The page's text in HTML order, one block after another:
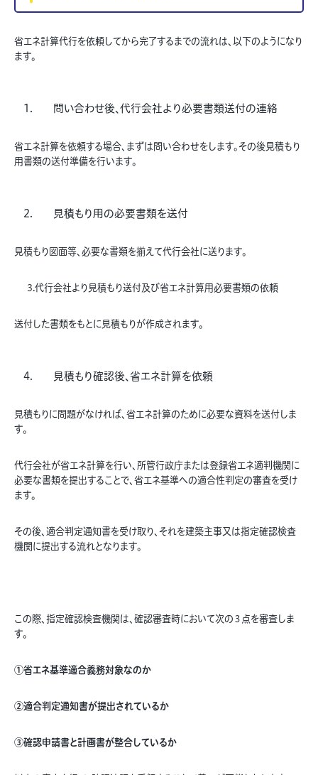
省エネ計算代行を依頼してから完了するまでの流れは、以下のようになり
ます。
問い合わせ後、代行会社より必要書類送付の連絡
省エネ計算を依頼する場合、まずは問い合わせをします。その後見積もり
用書類の送付準備を行います。
見積もり用の必要書類を送付
見積もり図面等、必要な書類を揃えて代行会社に送ります。
3.代行会社より見積もり送付及び省エネ計算用必要書類の依頼
送付した書類をもとに見積もりが作成されます。
見積もり確認後、省エネ計算を依頼
見積もりに問題がなければ、省エネ計算のために必要な資料を送付しま
す。
代行会社が省エネ計算を行い、所管行政庁または登録省エネ適判機関に
必要な書類を提出することで、省エネ基準への適合性判定の審査を受け
ます。
その後、適合判定通知書を受け取り、それを建築主事又は指定確認検査
機関に提出する流れとなります。
この際、指定確認検査機関は、確認審査時において次の３点を審査しま
す。
①省エネ基準適合義務対象なのか
②適合判定通知書が提出されているか
③確認申請書と計画書が整合しているか